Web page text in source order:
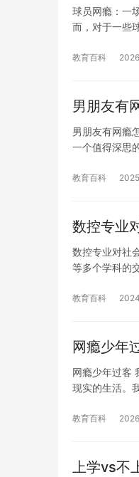
球员网瘾：一
而，对于一些
教育百科
男朋友有
男朋友有网瘾
一个值得深思
教育百科
数控专业
数控专业对社
等多个学科的
教育百科
网瘾少年
网瘾少年过客
现实的生活。
教育百科
上学vs不